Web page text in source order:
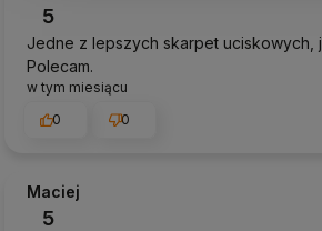
5
Jedne z lepszych skarpet uciskowych,
Polecam.
w tym miesiącu
0
0
Maciej
5